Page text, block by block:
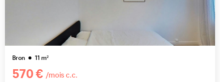
Bron 11 m²
570 € /mois c.c.